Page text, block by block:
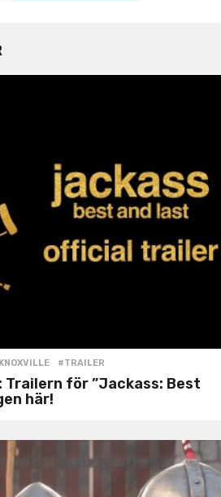
,#TRAILER
Trailern för ”Jackass: Best
här!